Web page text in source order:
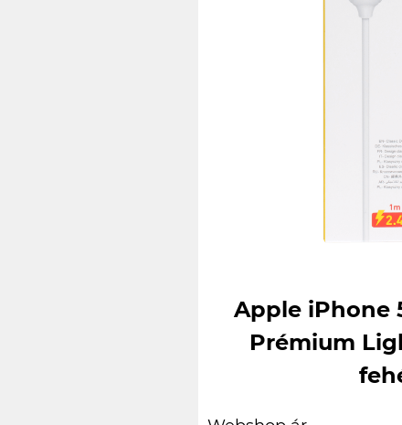
Apple iPhone
Prémium